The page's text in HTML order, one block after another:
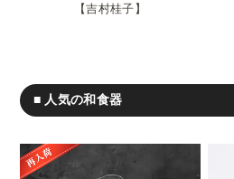
吉村桂子
■ 人気の和食器